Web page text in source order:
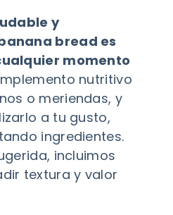
y
bread es
momento
nutritivo
o meriendas, y
a tu gusto,
ingredientes.
incluimos
textura y valor